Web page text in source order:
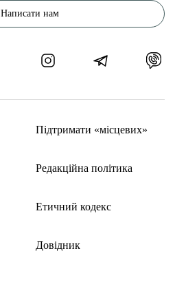
Написати нам
Підтримати «місцевих»
Редакційна політика
Етичний кодекс
Довідник